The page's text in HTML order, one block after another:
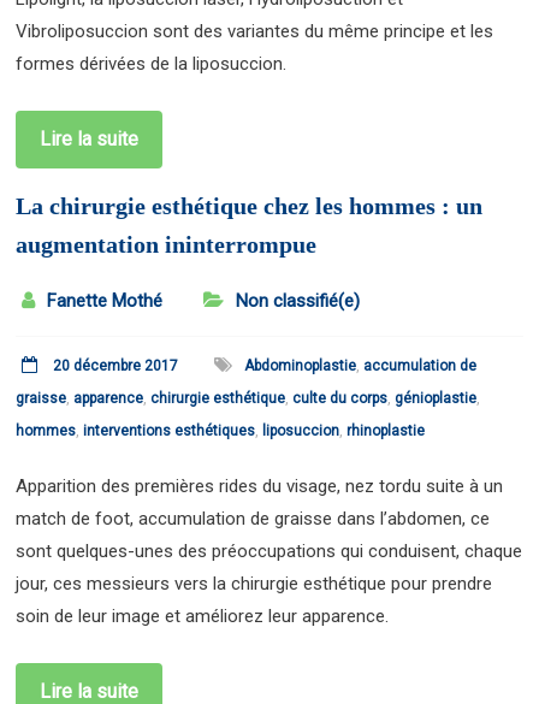
Vibroliposuccion sont des variantes du même principe et les
formes dérivées de la liposuccion.
Lire la suite
La chirurgie esthétique chez les hommes : un
augmentation ininterrompue
Fanette Mothé Non classifié(e)
20 décembre 2017 Abdominoplastie, accumulation de
graisse, apparence,chirurgie esthétique,culte du corps,génioplastie,
hommes, interventions esthétiques, liposuccion,rhinoplastie
Apparition des premières rides du visage, nez tordu suite à un
match de foot, accumulation de graisse dans l’abdomen, ce
sont quelques-unes des préoccupations qui conduisent, chaque
jour, ces messieurs vers la chirurgie esthétique pour prendre
soin de leur image et améliorez leur apparence.
Lire la suite